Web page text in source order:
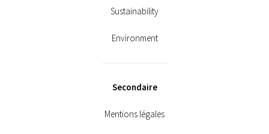
Sustainability
Environment
Secondaire
Mentions légales